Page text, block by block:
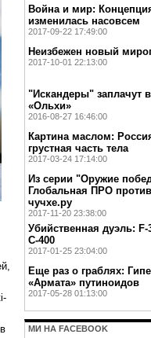
Война и мир:
изменилась насовсем
2017-09-22 17:49:00
Неизбежен новый
2017-10-01 22:13:00
"Искандеры" заплачут
«Ольхи»
2016-08-27 16:46:00
Картина маслом:
грустная часть тела
2017-03-24 17:14:00
Из серии "Оружие
Глобальная ПРО
чучхе.ру
2017-11-20 23:38:00
Убийственная дуэль: F-
С-400
2017-01-25 23:04:00
Еще раз о граблях:
«Армата» путиноидов
2017-05-28 01:13:00
МИ НА FACEBOOK